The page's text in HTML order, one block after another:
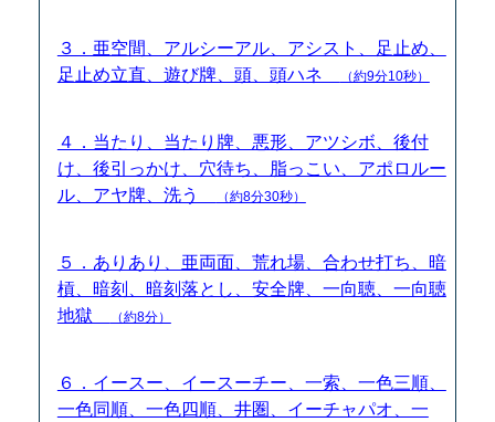
３．亜空間、アルシーアル、アシスト、足止め、
足止め立直、遊び牌、頭、頭ハネ
（約9分10秒）
４．当たり、当たり牌、悪形、アツシボ、後付
け、後引っかけ、穴待ち、脂っこい、アポロルー
ル、アヤ牌、洗う
（約8分30秒）
５．ありあり、亜両面、荒れ場、合わせ打ち、暗
槓、暗刻、暗刻落とし、安全牌、一向聴、一向聴
地獄
（約8分）
６．イースー、イースーチー、一索、一色三順、
一色同順、一色四順、井圏、イーチャパオ、一